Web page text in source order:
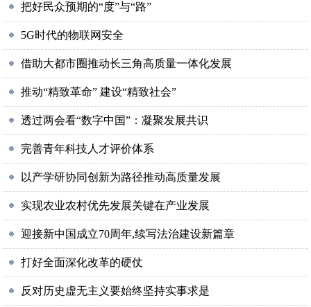
把好民众预期的“度”与“路”
5G时代的物联网安全
借助大都市圈推动长三角高质量一体化发展
推动“精致革命” 建设“精致社会”
透过两会看“数字中国”：凝聚发展共识
完善青年科技人才评价体系
以产学研协同创新为路径推动高质量发展
实现农业农村优先发展关键在产业发展
迎接新中国成立70周年,续写法治建设新篇章
打好全面深化改革的硬仗
反对历史虚无主义要始终坚持实事求是